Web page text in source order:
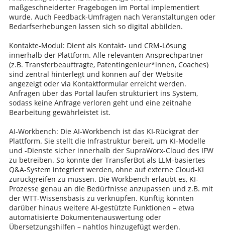
maßgeschneiderter Fragebogen im Portal implementiert
wurde. Auch Feedback-Umfragen nach Veranstaltungen oder
Bedarfserhebungen lassen sich so digital abbilden.
Kontakte-Modul: Dient als Kontakt- und CRM-Lösung
innerhalb der Plattform. Alle relevanten Ansprechpartner
(z.B. Transferbeauftragte, Patentingenieur*innen, Coaches)
sind zentral hinterlegt und können auf der Website
angezeigt oder via Kontaktformular erreicht werden.
Anfragen über das Portal laufen strukturiert ins System,
sodass keine Anfrage verloren geht und eine zeitnahe
Bearbeitung gewährleistet ist.
AI-Workbench: Die AI-Workbench ist das KI-Rückgrat der
Plattform. Sie stellt die Infrastruktur bereit, um KI-Modelle
und -Dienste sicher innerhalb der SupraWorx-Cloud des IFW
zu betreiben. So konnte der TransferBot als LLM-basiertes
Q&A-System integriert werden, ohne auf externe Cloud-KI
zurückgreifen zu müssen. Die Workbench erlaubt es, KI-
Prozesse genau an die Bedürfnisse anzupassen und z.B. mit
der WTT-Wissensbasis zu verknüpfen. Künftig könnten
darüber hinaus weitere AI-gestützte Funktionen – etwa
automatisierte Dokumentenauswertung oder
Übersetzungshilfen – nahtlos hinzugefügt werden.